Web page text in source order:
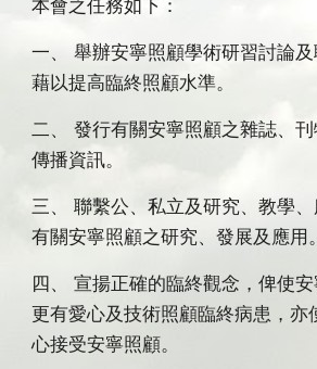
本會之任務如下：
一、 舉辦安寧照顧學術研習討論
藉以提高臨終照顧水準。
二、 發行有關安寧照顧之雜誌、
傳播資訊。
三、 聯繫公、私立及研究、教學
有關安寧照顧之研究、發展及應用
四、 宣揚正確的臨終觀念，俾使
更有愛心及技術照顧臨終病患，亦
心接受安寧照顧。